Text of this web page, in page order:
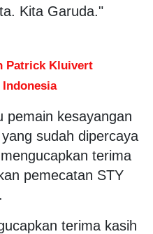
Kita Garuda."
Patrick Kluivert
pemain kesayangan
sudah dipercaya
terima
pemecatan STY
terima kasih